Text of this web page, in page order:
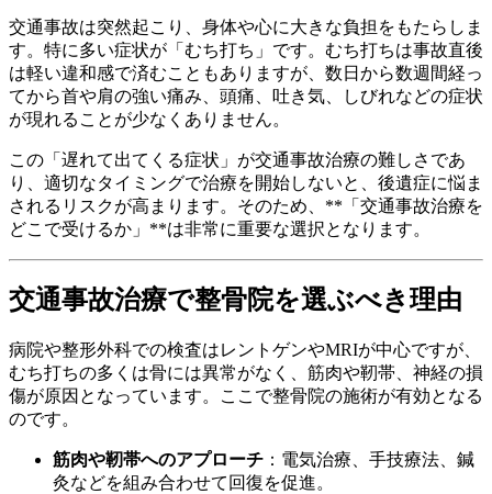
交通事故は突然起こり、身体や心に大きな負担をもたらしま
す。特に多い症状が「むち打ち」です。むち打ちは事故直後
は軽い違和感で済むこともありますが、数日から数週間経っ
てから首や肩の強い痛み、頭痛、吐き気、しびれなどの症状
が現れることが少なくありません。
この「遅れて出てくる症状」が交通事故治療の難しさであ
り、適切なタイミングで治療を開始しないと、後遺症に悩ま
されるリスクが高まります。そのため、**「交通事故治療を
どこで受けるか」**は非常に重要な選択となります。
交通事故治療で整骨院を選ぶべき理由
病院や整形外科での検査はレントゲンやMRIが中心ですが、
むち打ちの多くは骨には異常がなく、筋肉や靭帯、神経の損
傷が原因となっています。ここで整骨院の施術が有効となる
のです。
筋肉や靭帯へのアプローチ ：電気治療、手技療法、鍼
灸などを組み合わせて回復を促進。